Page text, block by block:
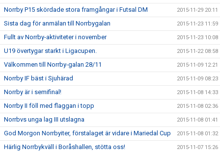
Norrby P15 skördade stora framgångar i Futsal DM 2015-11-29 20:11
Sista dag för anmälan till Norrbygalan 2015-11-23 11:59
Fullt av Norrby-aktiviteter i november 2015-11-23 10:08
U19 övertygar starkt i Ligacupen. 2015-11-22 08:58
Välkommen till Norrby-galan 28/11 2015-11-09 12:21
Norrby IF bäst i Sjuhärad 2015-11-09 08:23
Norrby är i semifinal! 2015-11-08 14:33
Norrby II föll med flaggan i topp 2015-11-08 02:36
Norrbvs unga lag III utslagna 2015-11-08 01:41
God Morgon Norrbyiter, förstalaget är vidare i Mariedal Cup 2015-11-08 01:32
Härlig Norrbykväll i Boråshallen, stötta oss! 2015-11-07 15:26